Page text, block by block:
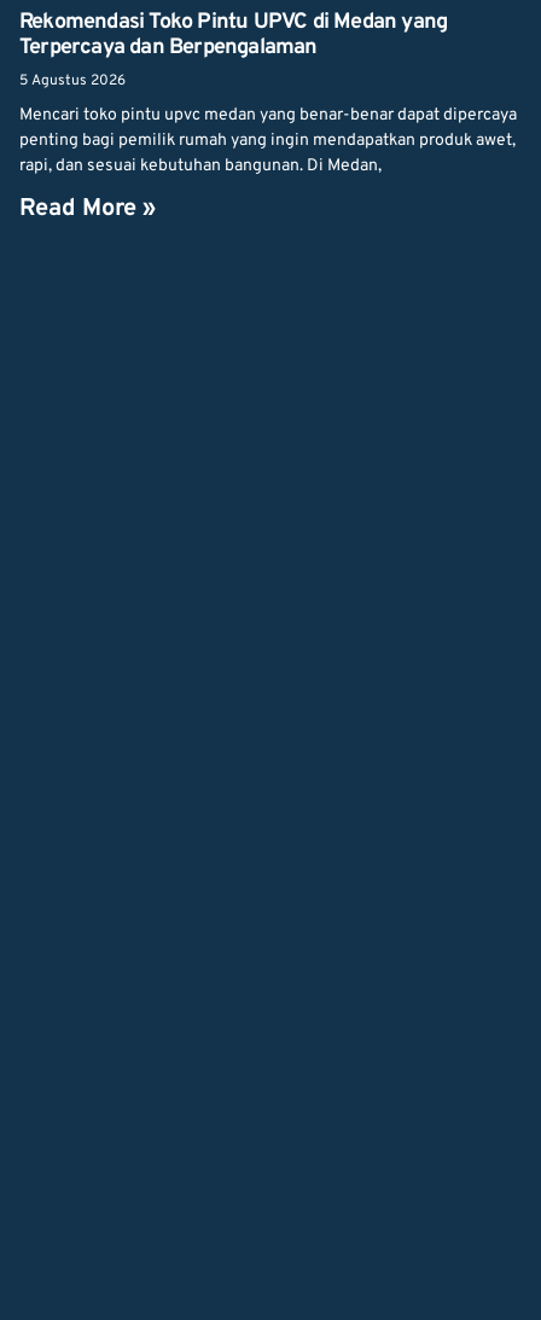
Rekomendasi Toko Pintu UPVC di Medan yang
Terpercaya dan Berpengalaman
5 Agustus 2026
Mencari toko pintu upvc medan yang benar-benar dapat dipercaya
penting bagi pemilik rumah yang ingin mendapatkan produk awet,
rapi, dan sesuai kebutuhan bangunan. Di Medan,
Read More »